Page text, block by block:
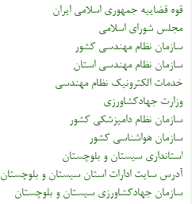
قوه قضاییه جمهوری اسلامی ایران
مجلس شورای اسلامی
سازمان نظام مهندسی کشور
سازمان نظام مهندسی استان
خدمات الکترونیک نظام مهندسی
وزارت جهادکشاورزی
سازمان نظام دامپزشکی کشور
سازمان هواشناسی کشور
استانداری سیستان و بلوچستان
آدرس سایت ادارات استان سیستان و بلوچستان
سازمان جهادکشاورزی سیستان و بلوچستان